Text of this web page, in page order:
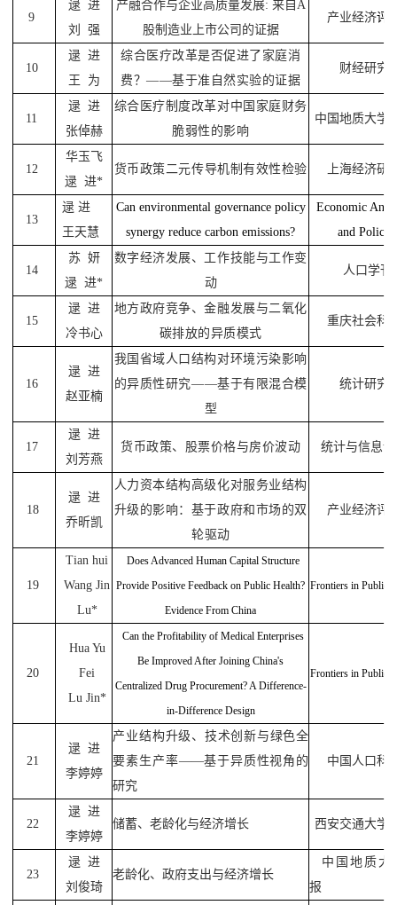
9
逯 进
刘
强
产融合作与企业高质量发展: 来自 A
股制造业上市公司的证据
产业经济评
10
逯 进
王
为
综合医疗改革是否促进了家庭消
费？——基于准自然实验的证据
财经研究
11
逯 进
张倬赫
综合医疗制度改革对中国家庭财务
脆弱性的影响
中国地质大学
12
华玉飞
逯
进*
货币政策二元传导机制有效性检验 上海经济研
13
逯 进
王天慧
Can environmental governance policy
synergy reduce carbon emissions?
Economic
and Policy
14
苏 妍
逯
进*
数字经济发展、工作技能与工作变
动
人口学刊
15
逯 进
冷书心
地方政府竞争、金融发展与二氧化
碳排放的异质模式
重庆社会科
16
逯 进
赵亚楠
我国省域人口结构对环境污染影响
的异质性研究——基于有限混合模
型
统计研究
17
逯 进
刘芳燕
货币政策、股票价格与房价波动 统计与信息
18
逯 进
乔昕凯
人力资本结构高级化对服务业结构
升级的影响：基于政府和市场的双
轮驱动
产业经济评
19
Tian hui
Wang Jin
Lu*
Does Advanced Human Capital Structure
Provide Positive Feedback on Public Health?
Evidence From China
Frontiers in Public
20
Hua Yu
Fei
Lu Jin*
Can the Profitability of Medical Enterprises
Be Improved After Joining China's
Centralized Drug Procurement? A Difference-
in-Difference Design
Frontiers in Public
21
逯 进
李婷婷
产业结构升级、技术创新与绿色全
要素生产率——基于异质性视角的
研究
中国人口科
22
逯 进
李婷婷
储蓄、老龄化与经济增长 西安交通大学
23
逯 进
刘俊琦
老龄化、政府支出与经济增长
中国地质大
报